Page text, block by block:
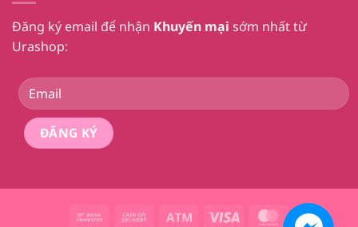
Đăng ký email để nhận Khuyến mại sớm nhất từ
Urashop:
Bank
Cash
Atm Visa MasterCard